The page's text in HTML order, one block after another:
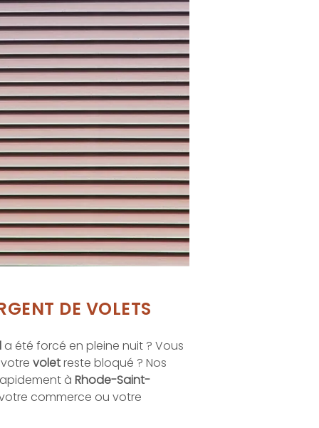
DE VOLETS
a été forcé en pleine nuit ? Vous
voletreste bloqué ? Nos
à Rhode-Saint-
commerce ou votre